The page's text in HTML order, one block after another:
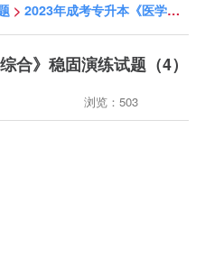
> 2023年成考专升本《医学综合》稳固演练试题（4）
合》稳固演练试题（4）
浏览：503